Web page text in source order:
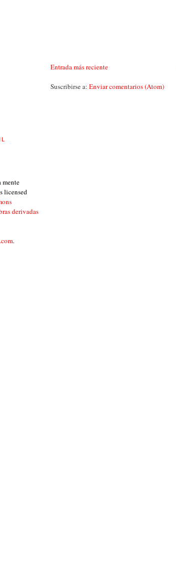
Entrada más reciente
Suscribirse a: Enviar comentarios (Atom)
mente
licensed
derivadas
.